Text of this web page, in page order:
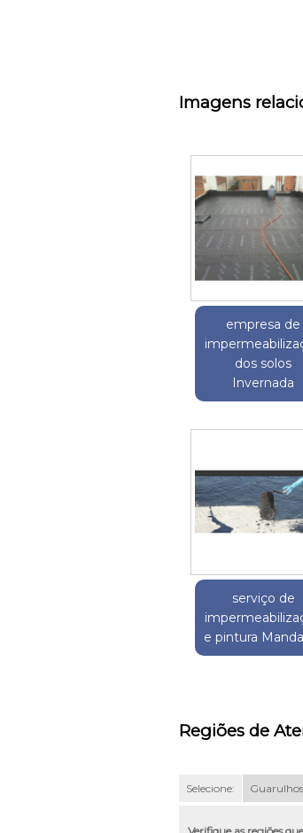
Imagens
empresa de
dos solos
Invernada
serviço de
e pintura
Regiões de
Selecione: Guarulhos